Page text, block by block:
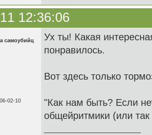
12:36:06
самоубийц
02-10
Ух ты! Какая
понравилось.
Вот здесь только
"Как нам быть? Если
общейритмики (или